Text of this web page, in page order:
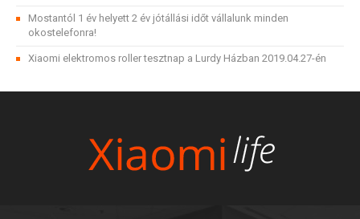
Mostantól 1 év helyett 2 év jótállási időt vállalunk minden
okostelefonra!
Xiaomi elektromos roller tesztnap a Lurdy Házban 2019.04.27-én